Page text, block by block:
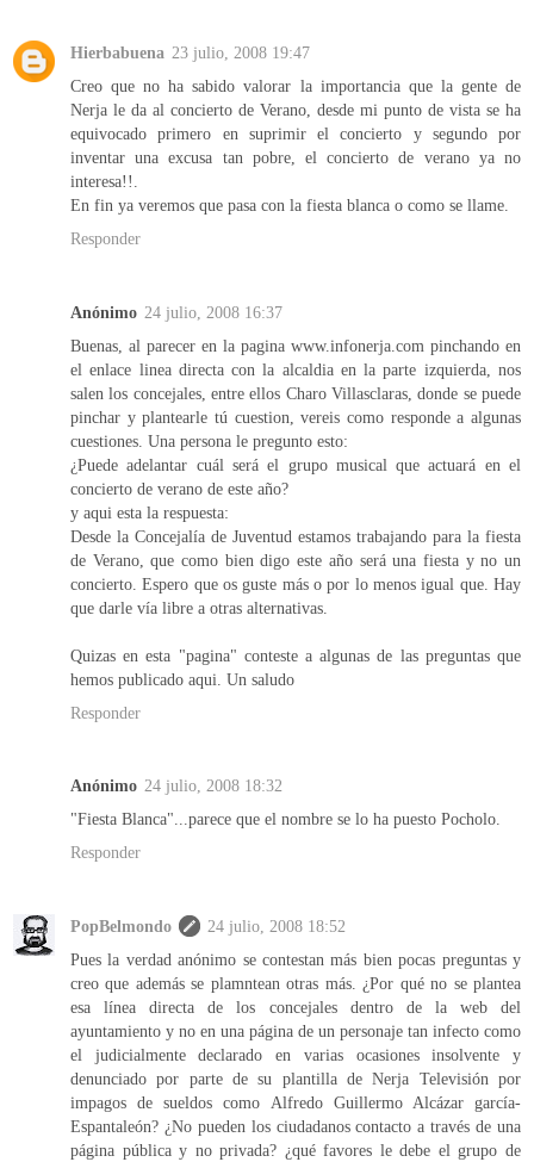
Hierbabuena 23 julio, 2008 19:47
Creo que no ha sabido valorar la importancia que la gente de
Nerja le da al concierto de Verano, desde mi punto de vista se ha
equivocado primero en suprimir el concierto y segundo por
inventar una excusa tan pobre, el concierto de verano ya no
interesa!!.
En fin ya veremos que pasa con la fiesta blanca o como se llame.
Responder
Anónimo 24 julio, 2008 16:37
Buenas, al parecer en la pagina www.infonerja.com pinchando en
el enlace linea directa con la alcaldia en la parte izquierda, nos
salen los concejales, entre ellos Charo Villasclaras, donde se puede
pinchar y plantearle tú cuestion, vereis como responde a algunas
cuestiones. Una persona le pregunto esto:
¿Puede adelantar cuál será el grupo musical que actuará en el
concierto de verano de este año?
y aqui esta la respuesta:
Desde la Concejalía de Juventud estamos trabajando para la fiesta
de Verano, que como bien digo este año será una fiesta y no un
concierto. Espero que os guste más o por lo menos igual que. Hay
que darle vía libre a otras alternativas.
Quizas en esta "pagina" conteste a algunas de las preguntas que
hemos publicado aqui. Un saludo
Responder
Anónimo 24 julio, 2008 18:32
"Fiesta Blanca"...parece que el nombre se lo ha puesto Pocholo.
Responder
PopBelmondo
24 julio, 2008 18:52
Pues la verdad anónimo se contestan más bien pocas preguntas y
creo que además se plamntean otras más. ¿Por qué no se plantea
esa línea directa de los concejales dentro de la web del
ayuntamiento y no en una página de un personaje tan infecto como
el judicialmente declarado en varias ocasiones insolvente y
denunciado por parte de su plantilla de Nerja Televisión por
impagos de sueldos como Alfredo Guillermo Alcázar garcía-
Espantaleón? ¿No pueden los ciudadanos contacto a través de una
página pública y no privada? ¿qué favores le debe el grupo de